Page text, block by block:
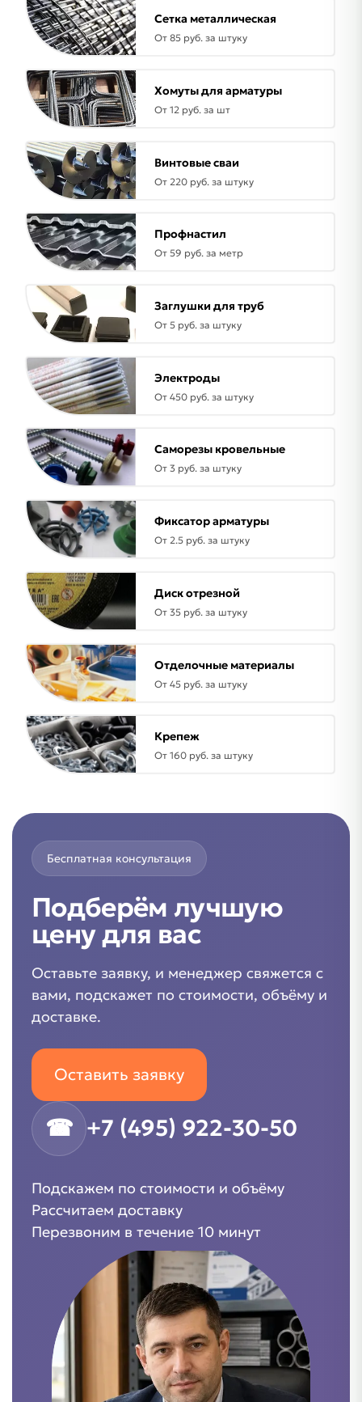
Сетка металлическая
От 85 руб. за штуку
Хомуты для арматуры
От 12 руб. за шт
Винтовые сваи
От 220 руб. за штуку
Профнастил
От 59 руб. за метр
Заглушки для труб
От 5 руб. за штуку
Электроды
От 450 руб. за штуку
Саморезы кровельные
От 3 руб. за штуку
Фиксатор арматуры
От 2.5 руб. за штуку
Диск отрезной
От 35 руб. за штуку
Отделочные материалы
От 45 руб. за штуку
Крепеж
От 160 руб. за штуку
Бесплатная консультация
Подберём лучшую
цену для вас
Оставьте заявку, и менеджер свяжется с
вами, подскажет по стоимости, объёму и
доставке.
Оставить заявку
☎ +7 (495) 922-30-50
Подскажем по стоимости и объёму
Рассчитаем доставку
Перезвоним в течение 10 минут